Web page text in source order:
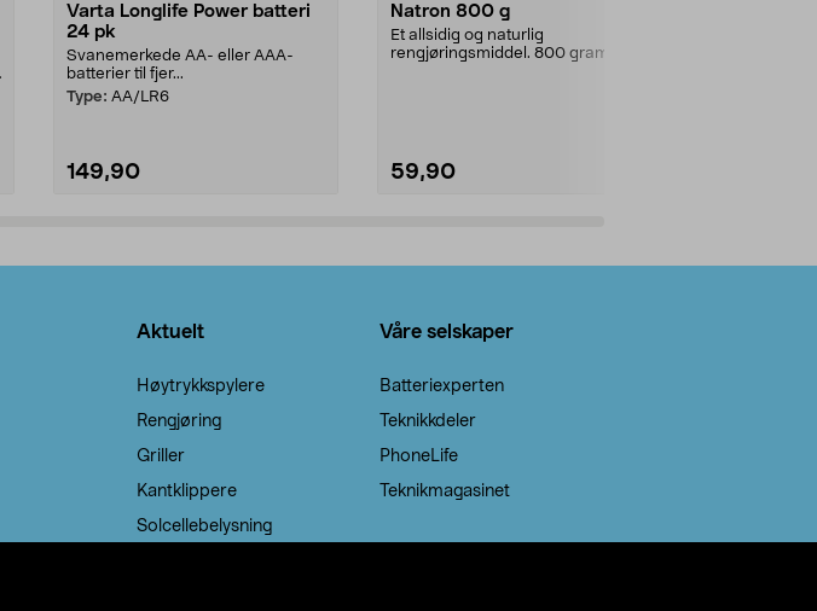
Varta Longlife Power batteri
24 pk
Svanemerkede AA- eller AAA-
batterier til fjer...
Type: AA/LR6
149,90
Natron 800 g
Et allsidig og naturlig
rengjøringsmiddel. 800 gram
59,90
Aktuelt
Høytrykkspylere
Rengjøring
Griller
Kantklippere
Solcellebelysning
Våre selskaper
Batteriexperten
Teknikkdeler
PhoneLife
Teknikmagasinet